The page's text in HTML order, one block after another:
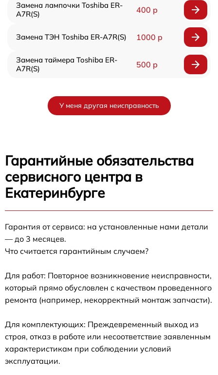
Замена лампочки Toshiba ER-
A7R(S)
400 р
Замена ТЭН Toshiba ER-A7R(S) 1000 р
Замена таймера Toshiba ER-
A7R(S)
500 р
У меня другая неисправность
Гарантийные обязательства
сервисного центра в
Екатеринбурге
Гарантия от сервиса: на установленные нами детали
— до 3 месяцев.
Что считается гарантийным случаем?
Для работ: Повторное возникновение неисправности,
который прямо обусловлен с качеством проведенного
ремонта (например, некорректный монтаж запчасти).
Для комплектующих: Преждевременный выход из
строя, отказ в работе или несоответствие заявленным
характеристикам при соблюдении условий
эксплуатации.